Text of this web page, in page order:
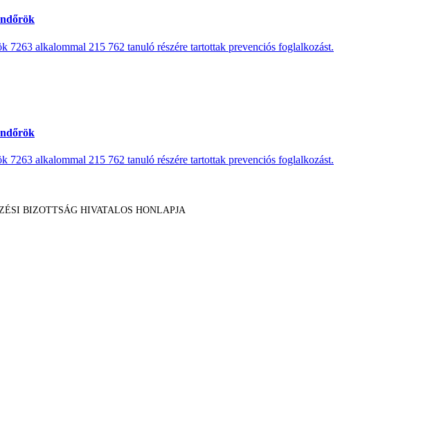
7263 alkalommal 215 762 tanuló részére tartottak prevenciós foglalkozást.
7263 alkalommal 215 762 tanuló részére tartottak prevenciós foglalkozást.
BIZOTTSÁG HIVATALOS HONLAPJA